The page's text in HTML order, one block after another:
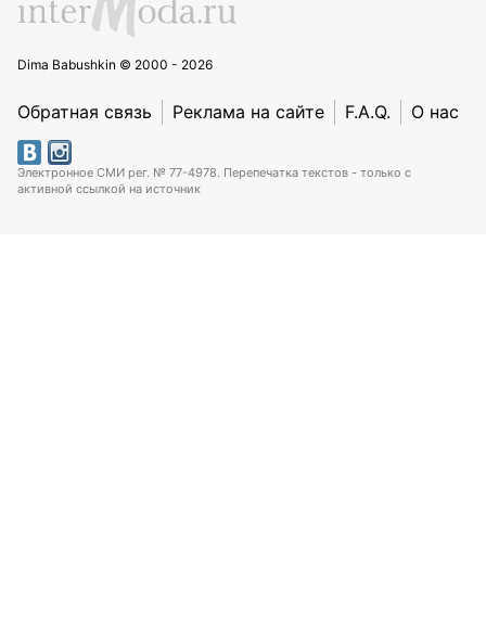
Dima Babushkin © 2000 - 2026
Обратная связь Реклама на сайте F.A.Q. О нас
Электронное СМИ рег. № 77-4978. Перепечатка текстов - только с
активной ссылкой на источник